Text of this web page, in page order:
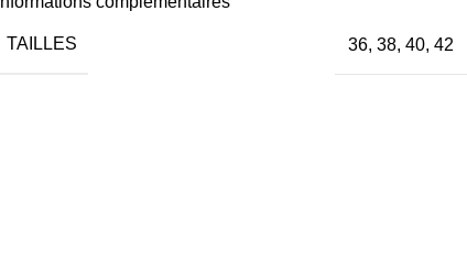
TAILLES 36, 38, 40, 42